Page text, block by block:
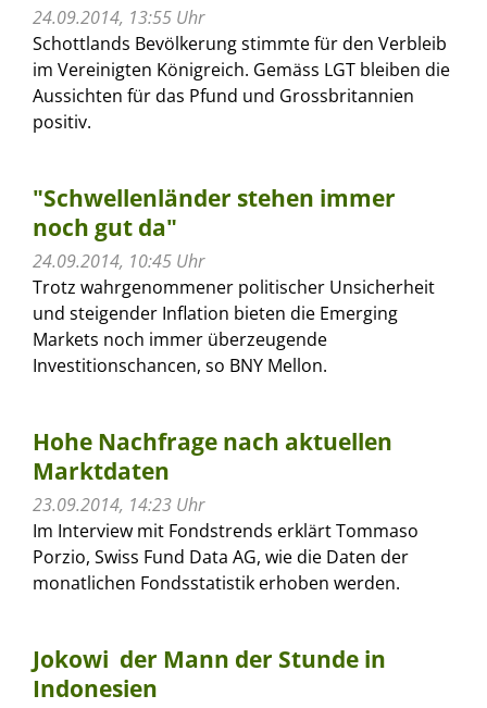
24.09.2014, 13:55 Uhr
Schottlands Bevölkerung stimmte für den Verbleib
im Vereinigten Königreich. Gemäss LGT bleiben die
Aussichten für das Pfund und Grossbritannien
positiv.
"Schwellenländer stehen immer
noch gut da"
24.09.2014, 10:45 Uhr
Trotz wahrgenommener politischer Unsicherheit
und steigender Inflation bieten die Emerging
Markets noch immer überzeugende
Investitionschancen, so BNY Mellon.
Hohe Nachfrage nach aktuellen
Marktdaten
23.09.2014, 14:23 Uhr
Im Interview mit Fondstrends erklärt Tommaso
Porzio, Swiss Fund Data AG, wie die Daten der
monatlichen Fondsstatistik erhoben werden.
Jokowi  der Mann der Stunde in
Indonesien